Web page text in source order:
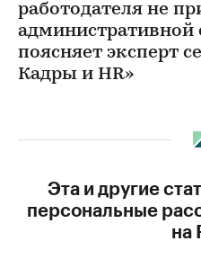
работодателя не
административной
поясняет эксперт
Кадры и HR»
Эта и другие
персональные
на